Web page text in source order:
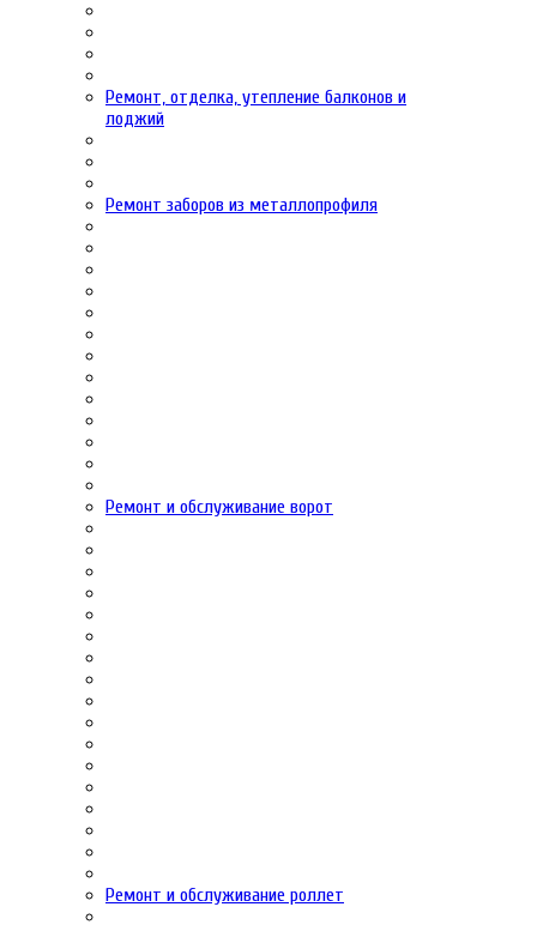
Ремонт, отделка, утепление балконов и
лоджий
Ремонт заборов из металлопрофиля
Ремонт и обслуживание ворот
Ремонт и обслуживание роллет